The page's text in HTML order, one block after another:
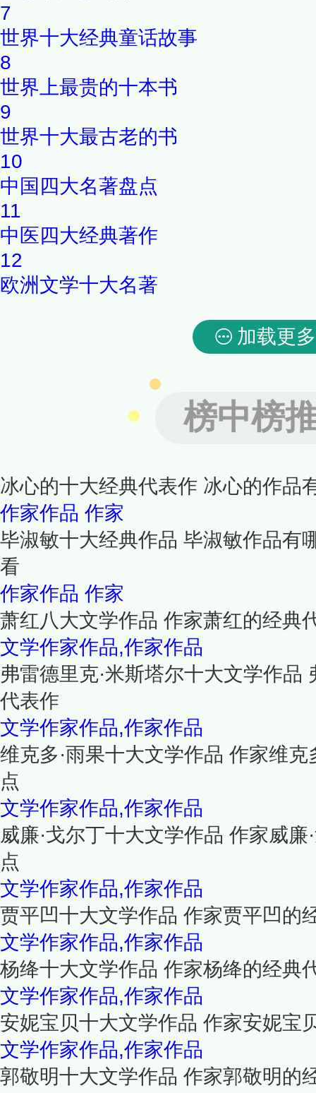
7
世界十大经典童话故事
8
世界上最贵的十本书
9
世界十大最古老的书
10
中国四大名著盘点
11
中医四大经典著作
12
欧洲文学十大名著
加载更多
榜中榜
冰心的十大经典代表作 冰心的作品
作家作品 作家
毕淑敏十大经典作品 毕淑敏作品有
看
作家作品 作家
萧红八大文学作品 作家萧红的经典
文学作家作品,作家作品
弗雷德里克·米斯塔尔十大文学作品
代表作
文学作家作品,作家作品
维克多·雨果十大文学作品 作家维
点
文学作家作品,作家作品
威廉·戈尔丁十大文学作品 作家威
点
文学作家作品,作家作品
贾平凹十大文学作品 作家贾平凹的
文学作家作品,作家作品
杨绛十大文学作品 作家杨绛的经典
文学作家作品,作家作品
安妮宝贝十大文学作品 作家安妮宝
文学作家作品,作家作品
郭敬明十大文学作品 作家郭敬明的